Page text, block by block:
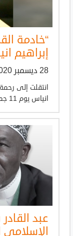
“خادمة
إبراهيم
28 ديسمبر 2020
انتقلت إلى رحمة
انياس يوم 11 جمادى الأولى 1442 هـ الموافق لـ 27
عبد